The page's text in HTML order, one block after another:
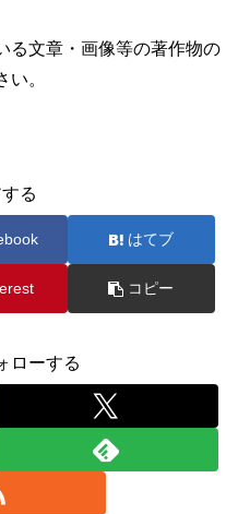
る文章・画像等の著作物の
。
る
はてブ
コピー
ローする